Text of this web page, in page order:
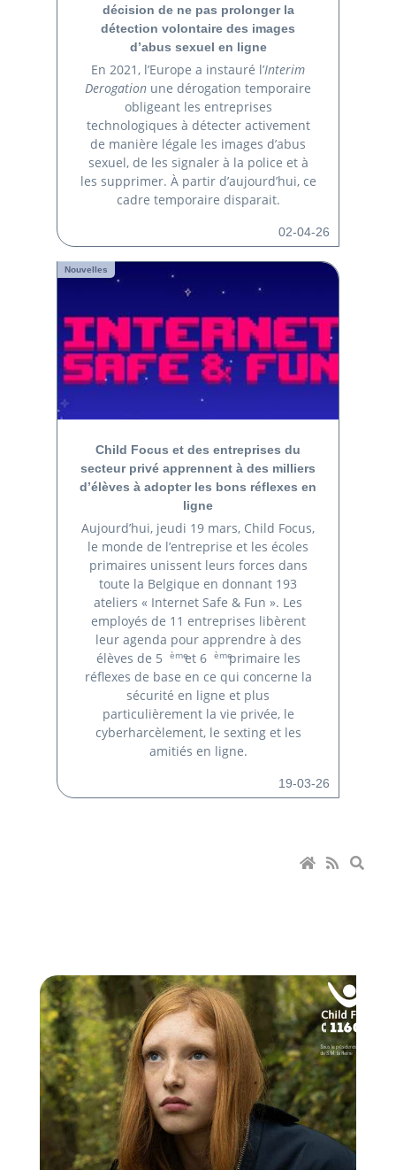
décision de ne pas prolonger la
détection volontaire des images
d’abus sexuel en ligne
En 2021, l’Europe a instauré l’Interim
Derogation une dérogation temporaire
obligeant les entreprises
technologiques à détecter activement
de manière légale les images d’abus
sexuel, de les signaler à la police et à
les supprimer. À partir d’aujourd’hui, ce
cadre temporaire disparait.
02-04-26
Nouvelles
Child Focus et des entreprises du
secteur privé apprennent à des milliers
d’élèves à adopter les bons réflexes en
ligne
Aujourd’hui, jeudi 19 mars, Child Focus,
le monde de l’entreprise et les écoles
primaires unissent leurs forces dans
toute la Belgique en donnant 193
ateliers « Internet Safe & Fun ». Les
employés de 11 entreprises libèrent
leur agenda pour apprendre à des
élèves de 5
èmeet 6 èmeprimaire les
réflexes de base en ce qui concerne la
sécurité en ligne et plus
particulièrement la vie privée, le
cyberharcèlement, le sexting et les
amitiés en ligne.
19-03-26